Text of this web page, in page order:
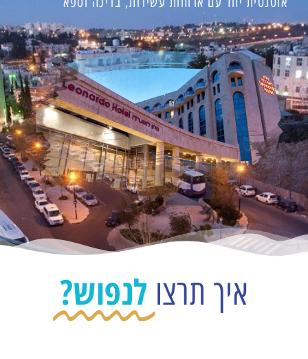
איך תרצו לנפוש?